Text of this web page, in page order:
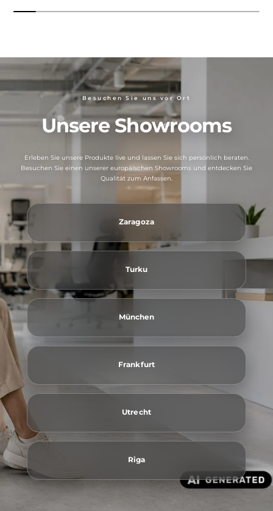
Besuchen Sie uns vor Ort
Unsere Showrooms
Erleben Sie unsere Produkte live und lassen Sie sich persönlich beraten.
Besuchen Sie einen unserer europäischen Showrooms und entdecken Sie
Qualität zum Anfassen.
Zaragoza
Turku
München
Frankfurt
Utrecht
Riga